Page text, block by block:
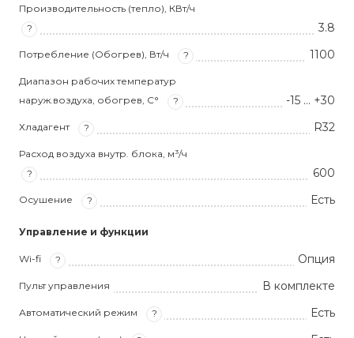
Производительность (тепло), КВт/ч
?
3.8
Потребление (Обогрев), Вт/ч ? 1100
Диапазон рабочих температур
наруж.воздуха, обогрев, С°
? -15 … +30
Хладагент ? R32
Расход воздуха внутр. блока, м³/ч
?
600
Осушение ? Есть
Управление и функции
Wi-fi ? Опция
Пульт управления В комплекте
Автоматический режим ? Есть